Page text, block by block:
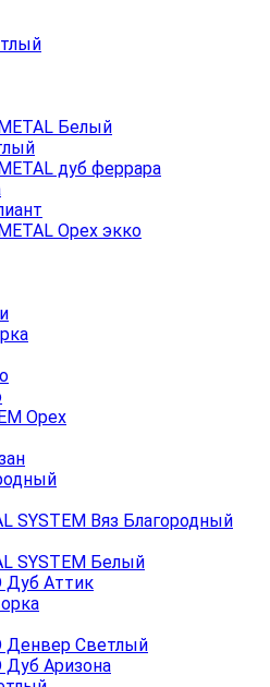
Белый
дуб феррара
Орех экко
Орех
Вяз Благородный
SYSTEM Белый
Дуб Аттик
Денвер Светлый
Аризона